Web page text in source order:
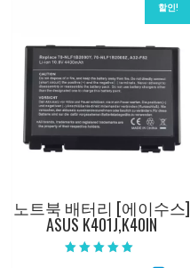
할인!
노트북 배터리 [에이수스]
ASUS K401J,K40IN